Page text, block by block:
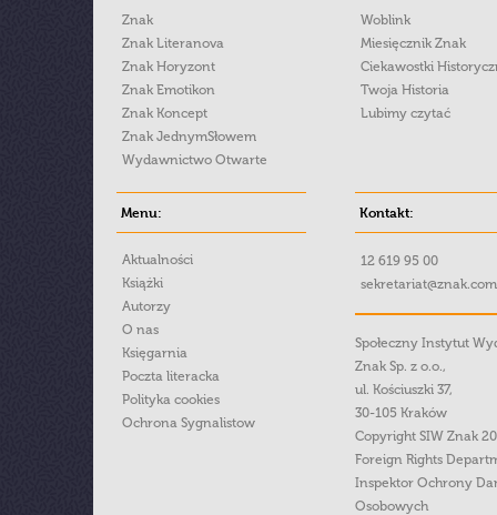
Znak
Znak Literanova
Znak Horyzont
Znak Emotikon
Znak Koncept
Znak JednymSłowem
Wydawnictwo Otwarte
Woblink
Miesięcznik Znak
Ciekawostki
Twoja Historia
Lubimy czytać
Menu:
Aktualności
Książki
Autorzy
O nas
Księgarnia
Poczta literacka
Polityka cookies
Ochrona Sygnalistow
Kontakt:
12 619 95 00
Społeczny Instytut
Znak Sp. z o.o.,
ul. Kościuszki 37,
30-105 Kraków
Copyright SIW Znak
Foreign Rights
Inspektor Ochrony
Osobowych